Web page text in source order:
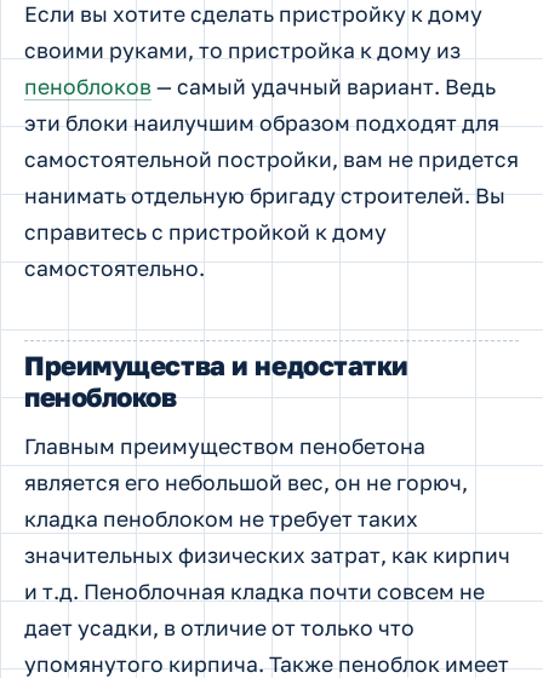
Если вы хотите сделать пристройку к дому
своими руками, то пристройка к дому из
пеноблоков — самый удачный вариант. Ведь
эти блоки наилучшим образом подходят для
самостоятельной постройки, вам не придется
нанимать отдельную бригаду строителей. Вы
справитесь с пристройкой к дому
самостоятельно.
Преимущества и недостатки
пеноблоков
Главным преимуществом пенобетона
является его небольшой вес, он не горюч,
кладка пеноблоком не требует таких
значительных физических затрат, как кирпич
и т.д. Пеноблочная кладка почти совсем не
дает усадки, в отличие от только что
упомянутого кирпича. Также пеноблок имеет